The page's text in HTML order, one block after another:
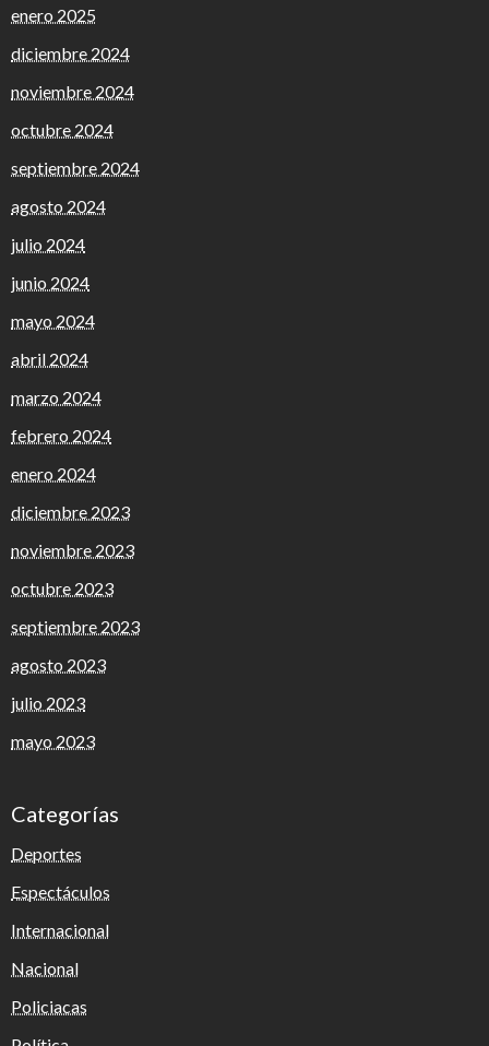
enero 2025
diciembre 2024
noviembre 2024
octubre 2024
septiembre 2024
agosto 2024
julio 2024
junio 2024
mayo 2024
abril 2024
marzo 2024
febrero 2024
enero 2024
diciembre 2023
noviembre 2023
octubre 2023
septiembre 2023
agosto 2023
julio 2023
mayo 2023
Categorías
Deportes
Espectáculos
Internacional
Nacional
Policiacas